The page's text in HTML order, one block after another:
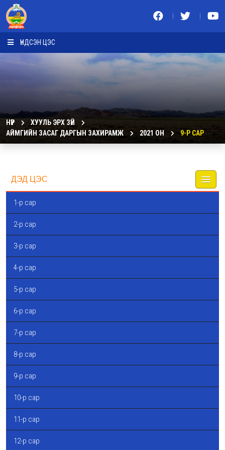
ҮНДСЭН ЦЭС
НҮҮР
ХУУЛЬ ЭРХ ЗҮЙ
АЙМГИЙН ЗАСАГ ДАРГЫН ЗАХИРАМЖ
2021 ОН 9-Р САР
ДЭД ЦЭС
1-р сар
2-р сар
3-р сар
4-р сар
5-р сар
6-р сар
7-р сар
8-р сар
9-р сар
10-р сар
11-р сар
12-р сар